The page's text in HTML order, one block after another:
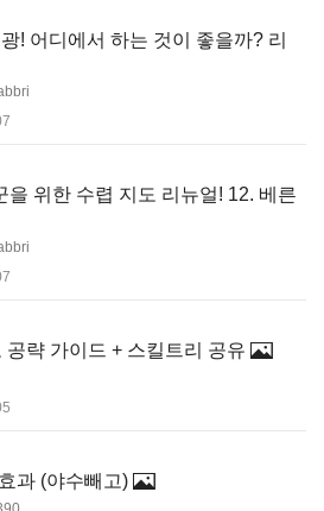
! 어디에서 하는 것이 좋을까? 리
을 위한 수렵 지도 리뉴얼! 12. 베른
략 가이드 + 스킬트리 공유
과 (야수빼고)